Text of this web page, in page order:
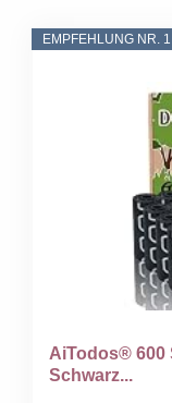
EMPFEHLUNG NR. 1
AiTodos® 600
Schwarz...